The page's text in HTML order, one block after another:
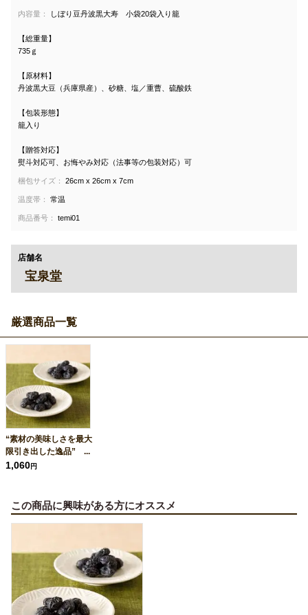
内容量： しぼり豆丹波黒大寿 小袋20袋入り籠
【総重量】
735ｇ
【原材料】
丹波黒大豆（兵庫県産）、砂糖、塩／重曹、硫酸鉄
【包装形態】
籠入り
【贈答対応】
熨斗対応可、お悔やみ対応（法事等の包装対応）可
梱包サイズ： 26cm x 26cm x 7cm
温度帯： 常温
商品番号： temi01
店舗名
宝泉堂
厳選商品一覧
“素材の美味しさを最大
限引き出した逸品” ...
1,060円
この商品に興味がある方にオススメ